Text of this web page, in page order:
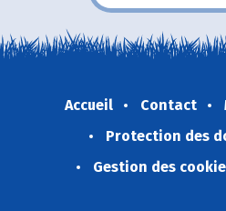
Accueil Contact
Protection des
Gestion des